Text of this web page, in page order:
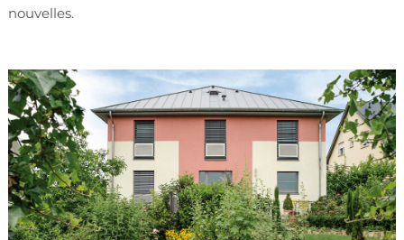
nouvelles.